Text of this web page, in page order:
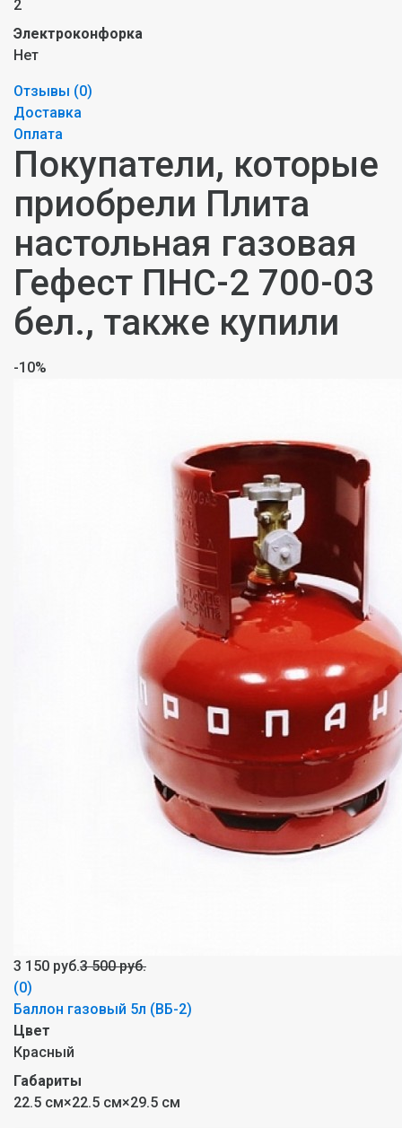
2
Электроконфорка
Нет
Отзывы (0)
Доставка
Оплата
Покупатели, которые
приобрели Плита
настольная газовая
Гефест ПНС-2 700-03
бел., также купили
-10%
3 150 руб.3 500 руб.
(0)
Баллон газовый 5л (ВБ-2)
Цвет
Красный
Габариты
22.5 см×22.5 см×29.5 см